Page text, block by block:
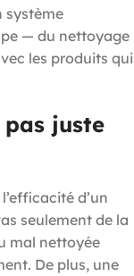
système
— du nettoyage
les produits qui
juste
d’un
seulement de la
mal nettoyée
De plus, une